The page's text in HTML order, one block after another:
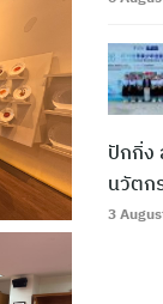
ปักกิ่ง
นวัตก
3